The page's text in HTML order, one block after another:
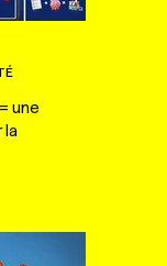
une
la